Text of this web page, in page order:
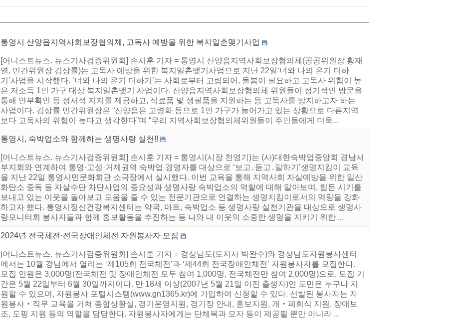
통영시 산양읍지역사회보장협의체, 고독사 예방을 위한 복지일촌맺기사업
[어니스트뉴스. 뉴스기사검증위원회] 손시훈 기자 = 통영시 산양읍지역사회보장협의체(공공위원장 황재
열, 민간위원장 김상률)는 고독사 예방을 위한 복지일촌맺기사업으로 지난 22일‘너와 나의 온기 더하
기’사업을 시작했다. ‘너와 나의 온기 더하기’는 사회로부터 고립되어, 돌봄이 필요하고 고독사 위험이 높
은 저소득 1인 가구 대상 복지일촌맺기 사업이다. 산양읍지역사회보장협의체 위원들이 정기적인 방문을
통해 안부확인 등 정서적 지지를 제공하고, 식료품 및 생필품을 지원하는 등 고독사를 방지하고자 하는
사업이다. 김상률 민간위원장은 “산양읍은 고령화 등으로 1인 가구가 늘어가고 있는 상황으로 다른지역
보다 고독사의 위험이 높다고 생각한다”며 “우리 지역사회보장협의체위원들이 주민들에게 더욱...
통영시, 숙박업소와 함께하는 생명사랑 실천!!
[어니스트뉴스. 뉴스기사검증위원회] 손시훈 기자 = 통영시(시장 천영기)는 (사)대한숙박업중앙회 경남서
부지회와 연계하여 통영·고성·거제권역 숙박업 경영자를 대상으로 ‘보고․듣고․말하기’생명지킴이 교육
을 지난 22일 통영시민문화회관 소극장에서 실시했다. 이번 교육을 통해 지역사회 자살예방을 위한 일산
화탄소 중독 등 자살수단 차단사업의 중요성과 생명사랑 숙박업소의 역할에 대해 알아보며, 힘든 시기를
보내고 있는 이웃을 돌아보고 도움을 줄 수 있는 전문기관으로 연결하는 생명지킴이로서의 역량을 강화
하고자 했다. 통영시정신건강복지센터는 약국, 마트, 숙박업소 등 생명사랑 실천기관을 대상으로 생명사
랑모니터회 봉사자들과 함께 홍보활동을 추진하는 등 나와 내 이웃의 소중한 생명을 지키기 위한 ...
2024년 전국체전·전국장애인체전 자원봉사자 모집
[어니스트뉴스. 뉴스기사검증위원회] 손시훈 기자 = 경상남도(도지사 박완수)와 경상남도자원봉사센터
에서는 10월 경남에서 열리는 ‘제105회 전국체전’과 ‘제44회 전국장애인체전’ 자원봉사자를 모집한다.
모집 인원은 3,000명(전국체전 및 장애인체전 모두 참여 1,000명, 전국체전만 참여 2,000명)으로, 모집 기
간은 5월 22일부터 6월 30일까지이다. 만 18세 이상(2007년 5월 21일 이전 출생자)인 도민은 누구나 지
원할 수 있으며, 자원봉사 포털시스템(www.gn1365.kr)에 가입하여 신청할 수 있다. 선발된 봉사자는 자
원봉사‧직무 교육을 거쳐 종합상황실, 경기운영지원, 경기장 안내, 홍보지원, 개‧폐회식 지원, 장애보
조, 도핑 지원 등의 역할을 담당한다. 자원봉사자에게는 단체복과 모자 등이 제공될 뿐만 아니라 ...